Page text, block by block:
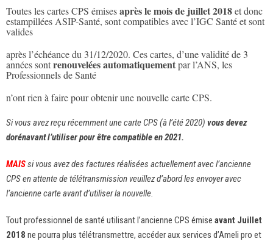
Toutes les cartes CPS émisesaprès le mois de juillet 2018et donc
estampillées ASIP-Santé, sont compatibles avec l’IGC Santé et sont
valides
après l’échéance du 31/12/2020. Ces cartes, d’une validité de 3
années sontrenouvelées automatiquementpar l’ANS, les
Professionnels de Santé
n’ont rien à faire pour obtenir une nouvelle carte CPS.
Si vous avez reçu récemment une carte CPS (à l’été 2020) vous devez
dorénavant l’utiliser pour être compatible en 2021.
MAISsi vous avez des factures réalisées actuellement avec l’ancienne
CPS en attente de télétransmission veuillez d’abord les envoyer avec
l’ancienne carte avant d’utiliser la nouvelle.
Tout professionnel de santé utilisant l’ancienne CPS émise avant Juillet
2018 ne pourra plus télétransmettre, accéder aux services d’Ameli pro et